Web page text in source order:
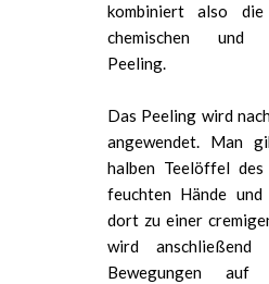
kombiniert also
chemischen und
Peeling.
Das Peeling wird
angewendet. Man
halben Teelöffel
feuchten Hände
dort zu einer
wird anschließend
Bewegungen